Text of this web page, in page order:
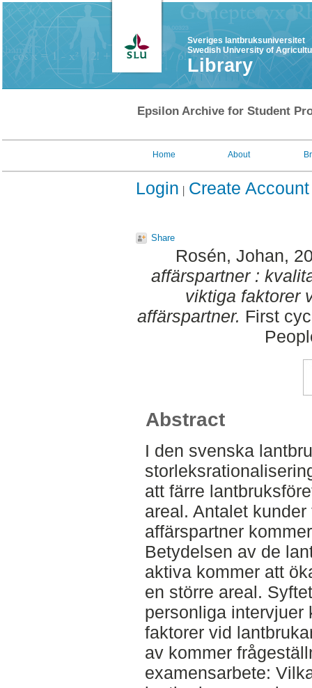
Sveriges lantbruksuniversitet
Swedish University of
Library
Epsilon Archive for Student
Home About
Login Create Account
Share
Rosén, Johan,
affärspartner :
viktiga faktorer
affärspartner. First
Abstract
I den svenska
att färre
areal. Antalet
affärspartner
Betydelsen av de
aktiva kommer att
en större areal.
personliga intervjuer
faktorer vid
av kommer
examensarbete: